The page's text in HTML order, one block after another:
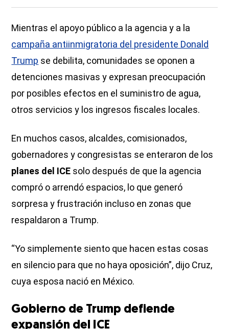
Mientras el apoyo público a la agencia y a la
campaña antiinmigratoria del presidente Donald
Trump se debilita, comunidades se oponen a
detenciones masivas y expresan preocupación
por posibles efectos en el suministro de agua,
otros servicios y los ingresos fiscales locales.
En muchos casos, alcaldes, comisionados,
gobernadores y congresistas se enteraron de los
planes del ICE solo después de que la agencia
compró o arrendó espacios, lo que generó
sorpresa y frustración incluso en zonas que
respaldaron a Trump.
“Yo simplemente siento que hacen estas cosas
en silencio para que no haya oposición”, dijo Cruz,
cuya esposa nació en México.
Gobierno de Trump defiende
expansión del ICE